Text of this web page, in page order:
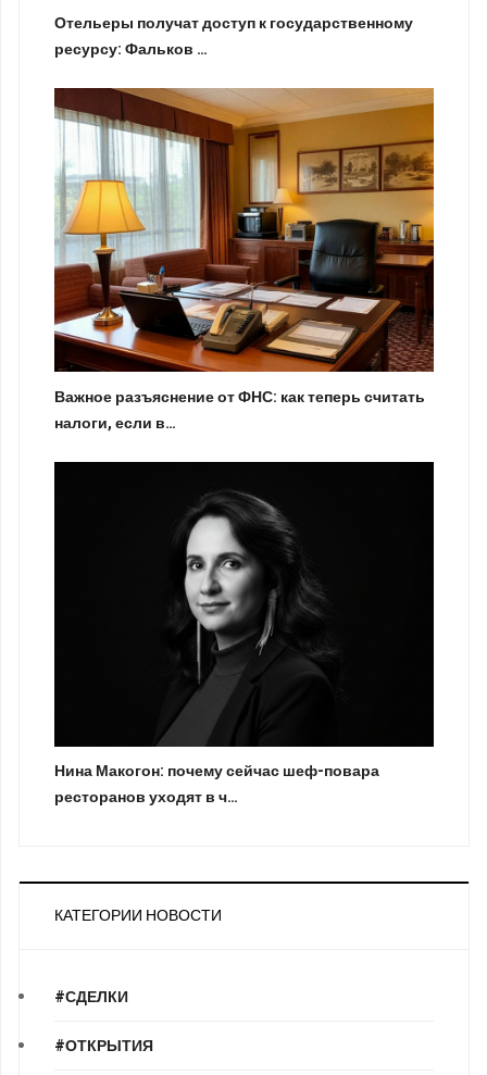
Отельеры получат доступ к государственному
ресурсу: Фальков …
Важное разъяснение от ФНС: как теперь считать
налоги, если в…
Нина Макогон: почему сейчас шеф-повара
ресторанов уходят в ч…
КАТЕГОРИИ НОВОСТИ
#СДЕЛКИ
#ОТКРЫТИЯ